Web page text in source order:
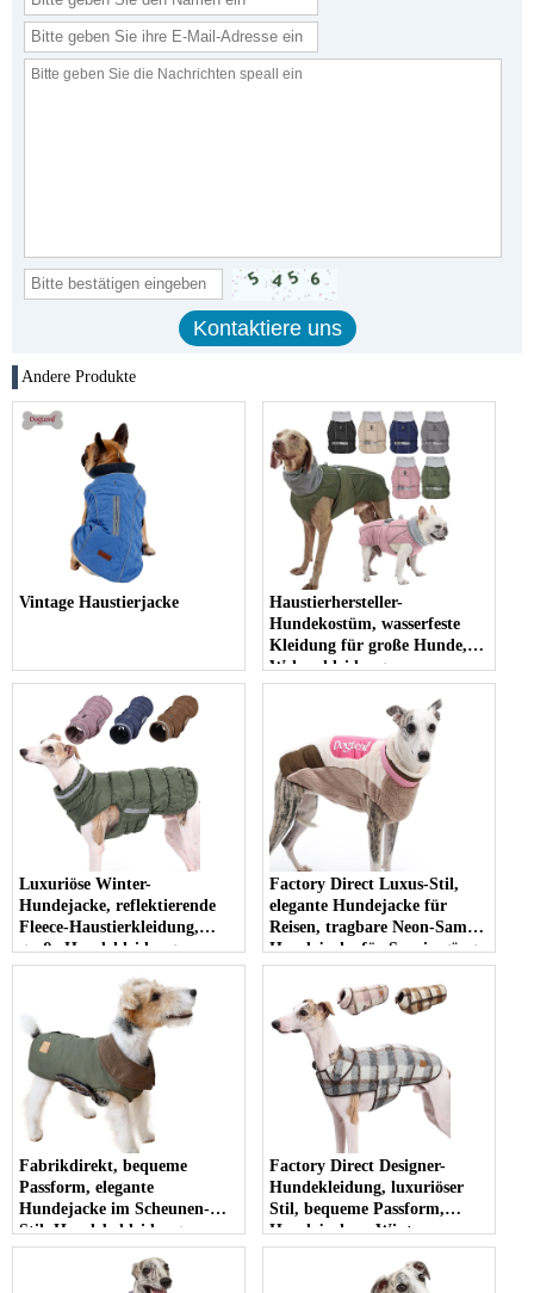
Andere Produkte
Vintage Haustierjacke
Haustierhersteller-
Hundekostüm, wasserfeste
Kleidung für große Hunde,
Welpenkleidung
Luxuriöse Winter-
Hundejacke, reflektierende
Fleece-Haustierkleidung,
große Hundekleidung,
warmer, isolierter Mantel für
modischen Hundekomfort
Factory Direct Luxus-Stil,
elegante Hundejacke für
Reisen, tragbare Neon-Samt-
Hundejacke für Spaziergänge
im Freien
Fabrikdirekt, bequeme
Passform, elegante
Hundejacke im Scheunen-
Stil, Hundebekleidung,
Hundejacken, Winter-
Haustierkleidung für den
Factory Direct Designer-
Hundekleidung, luxuriöser
Stil, bequeme Passform,
Hundejacken, Winter-
Haustierkleidung für
Spaziergänge im Freien